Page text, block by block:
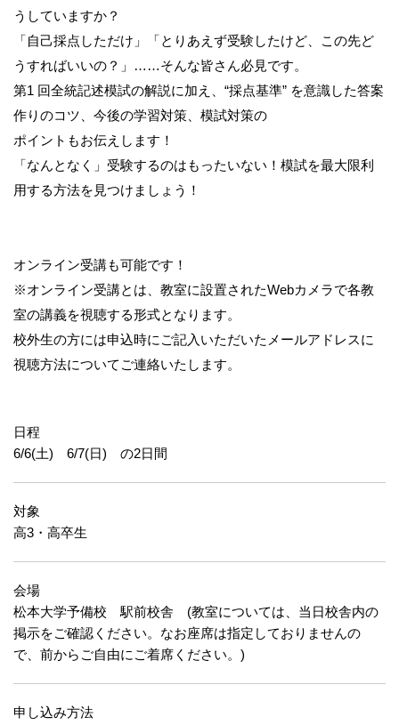
うしていますか？
「自己採点しただけ」「とりあえず受験したけど、この先ど
うすればいいの？」……そんな皆さん必見です。
第1 回全統記述模試の解説に加え、“採点基準” を意識した答案
作りのコツ、今後の学習対策、模試対策の
ポイントもお伝えします！
「なんとなく」受験するのはもったいない！模試を最大限利
用する方法を見つけましょう！
オンライン受講も可能です！
※オンライン受講とは、教室に設置されたWebカメラで各教
室の講義を視聴する形式となります。
校外生の方には申込時にご記入いただいたメールアドレスに
視聴方法についてご連絡いたします。
日程
6/6(土) 6/7(日) の2日間
対象
高3・高卒生
会場
松本大学予備校 駅前校舎 (教室については、当日校舎内の
掲示をご確認ください。なお座席は指定しておりませんの
で、前からご自由にご着席ください。)
申し込み方法